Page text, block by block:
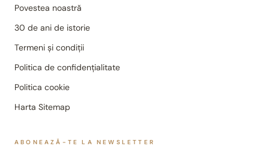
Povestea noastră
30 de ani de istorie
Termeni și condiții
Politica de confidențialitate
Politica cookie
Harta Sitemap
ABONEAZĂ-TE LA NEWSLETTER